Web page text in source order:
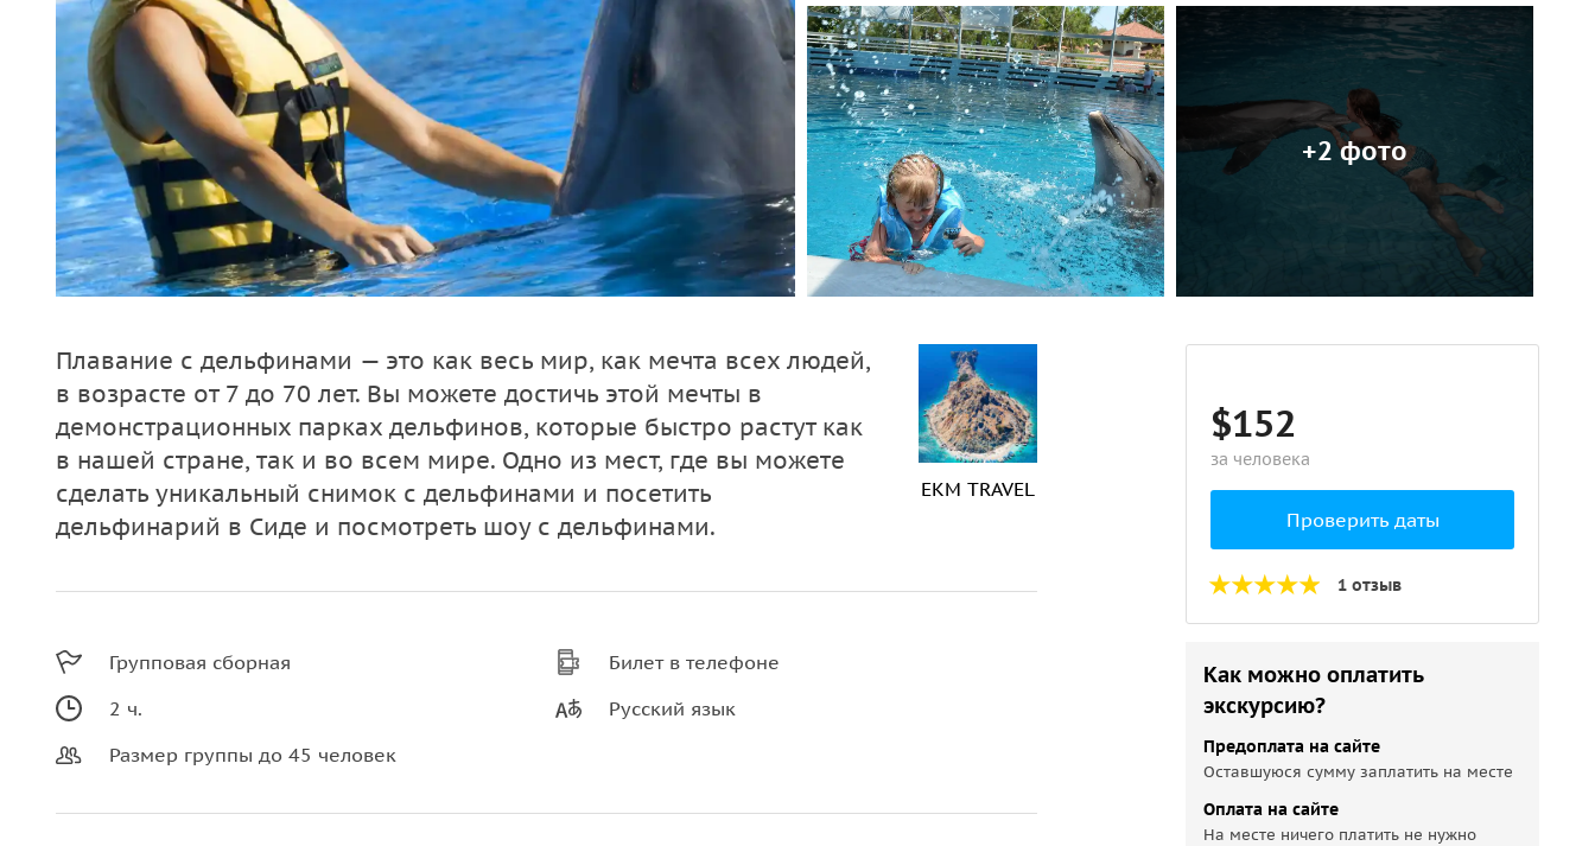
+2 фото
Плавание с дельфинами — это как весь мир, как мечта всех людей,
в возрасте от 7 до 70 лет. Вы можете достичь этой мечты в
демонстрационных парках дельфинов, которые быстро растут как
в нашей стране, так и во всем мире. Одно из мест, где вы можете
сделать уникальный снимок с дельфинами и посетить
дельфинарий в Сиде и посмотреть шоу с дельфинами.
EKM TRAVEL
Групповая сборная
2 ч.
Размер группы до 45 человек
Билет в телефоне
Русский язык
$152
за человека
Проверить даты
1 отзыв
Как можно оплатить
экскурсию?
Предоплата на сайте
Оставшуюся сумму заплатить на месте
Оплата на сайте
На месте ничего платить не нужно